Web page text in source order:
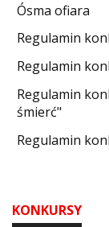
NA EKRANIE
Ósma ofiara
Regulamin
Regulamin
Regulamin
śmierć"
Regulamin
KONKURSY